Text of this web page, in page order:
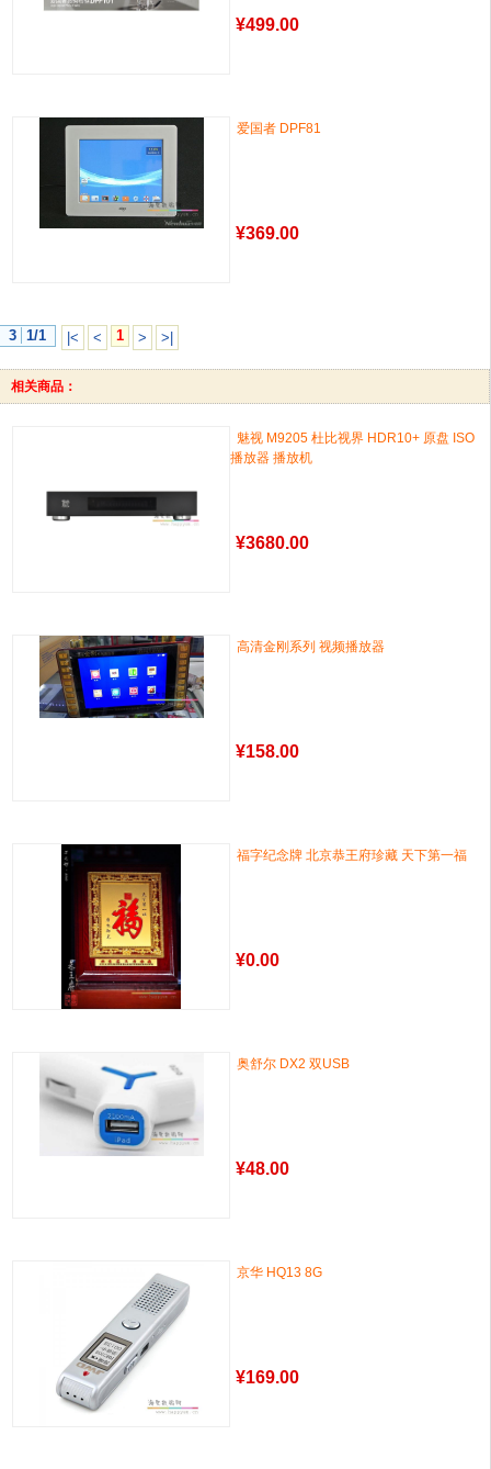
¥499.00
爱国者 DPF81
¥369.00
3 1/1 |< < 1 > >|
相关商品：
魅视 M9205 杜比视界 HDR10+ 原盘 ISO
播放器 播放机
¥3680.00
高清金刚系列 视频播放器
¥158.00
福字纪念牌 北京恭王府珍藏 天下第一福
¥0.00
奥舒尔 DX2 双USB
¥48.00
京华 HQ13 8G
¥169.00